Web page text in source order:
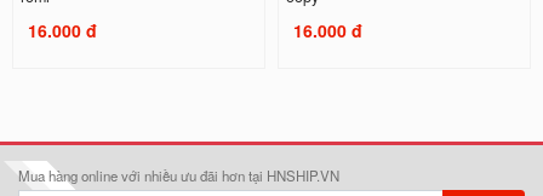
16.000 đ 16.000 đ
Mua hàng online với nhiều ưu đãi hơn tại HNSHIP.VN